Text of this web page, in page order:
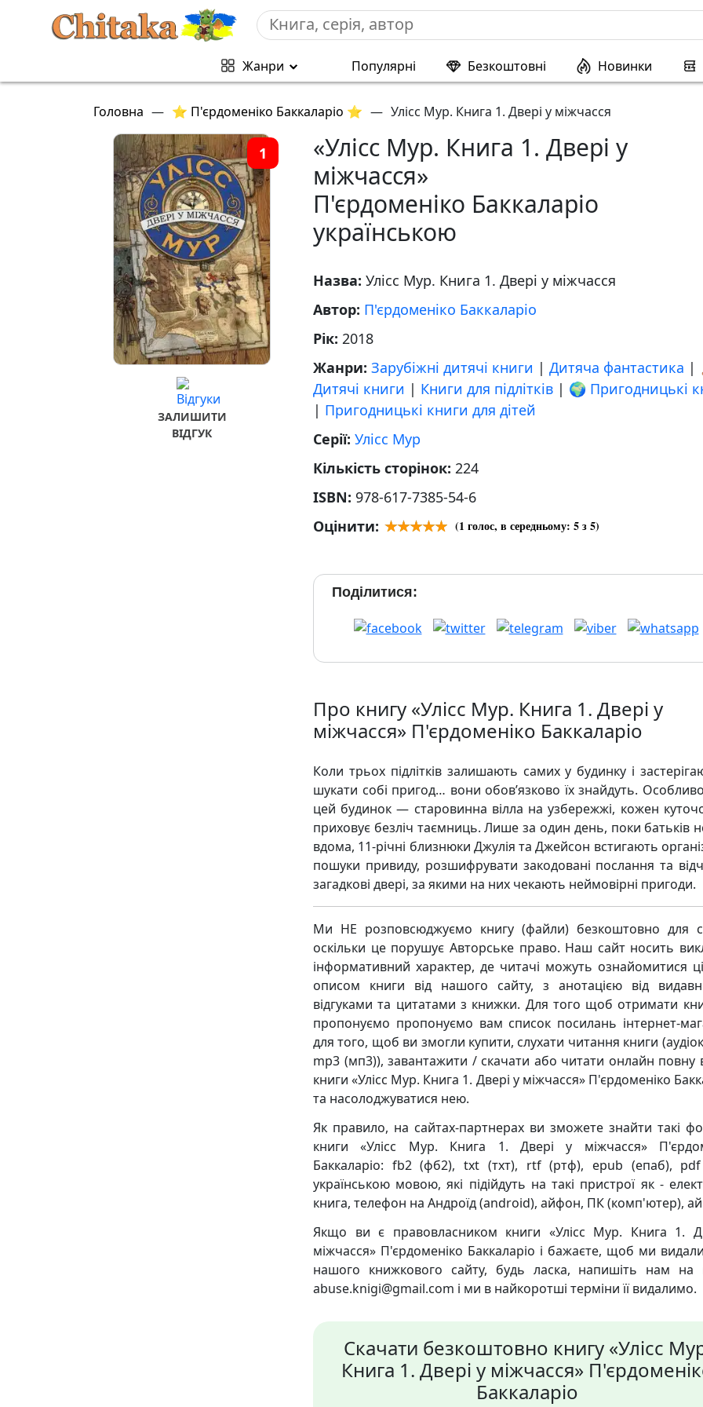
Жанри Популярні Безкоштовні Новинки
Головна — ⭐ П'єрдоменіко Баккаларіо ⭐ — Улісс Мур. Книга 1. Двері у міжчасся
1
ЗАЛИШИТИ
ВІДГУК
«Улісс Мур. Книга 1. Двері у
міжчасся»
П'єрдоменіко Баккаларіо
українською
Назва: Улісс Мур. Книга 1. Двері у міжчасся
Автор: П'єрдоменіко Баккаларіо
Рік: 2018
Жанри: Зарубіжні дитячі книги | Дитяча фантастика |
Дитячі книги | Книги для підлітків | 🌍 Пригодницькі
| Пригодницькі книги для дітей
Серії: Улісс Мур
Кількість сторінок: 224
ISBN: 978-617-7385-54-6
Оцінити:
(1 голос, в середньому: 5з 5)
Поділитися:
Про книгу «Улісс Мур. Книга 1. Двері у
міжчасся» П'єрдоменіко Баккаларіо
Коли трьох підлітків залишають самих у будинку і
шукати собі пригод… вони обов’язково їх знайдуть.
цей будинок — старовинна вілла на узбережжі, кожен
приховує безліч таємниць. Лише за один день, поки батьків
вдома, 11-річні близнюки Джулія та Джейсон встигають
пошуки привиду, розшифрувати закодовані послання та
загадкові двері, за якими на них чекають неймовірні пригоди.
Ми НЕ розповсюджуємо книгу (файли) безкоштовно для
оскільки це порушує Авторське право. Наш сайт носить
інформативний характер, де читачі можуть ознайомитися
описом книги від нашого сайту, з анотацією від
відгуками та цитатами з книжки. Для того щоб отримати
пропонуємо пропонуємо вам список посилань інтернет-
для того, щоб ви змогли купити, слухати читання книги
mp3 (мп3)), завантажити / скачати або читати онлайн повну
книги «Улісс Мур. Книга 1. Двері у міжчасся» П'єрдоменіко
та насолоджуватися нею.
Як правило, на сайтах-партнерах ви зможете знайти такі
книги «Улісс Мур. Книга 1. Двері у міжчасся»
Баккаларіо: fb2 (фб2), txt (тхт), rtf (ртф), epub (епаб),
українською мовою, які підійдуть на такі пристрої як -
книга, телефон на Андроїд (android), айфон, ПК (комп'ютер),
Якщо ви є правовласником книги «Улісс Мур. Книга 1.
міжчасся» П'єрдоменіко Баккаларіо і бажаєте, щоб ми
нашого книжкового сайту, будь ласка, напишіть нам на
abuse.knigi@gmail.com і ми в найкоротші терміни її видалимо.
Скачати безкоштовно книгу «Улісс
Книга 1. Двері у міжчасся»
Баккаларіо